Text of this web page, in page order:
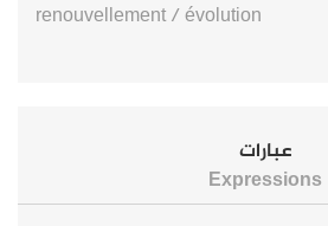
renouvellement / évolution
عبارات
Expressions